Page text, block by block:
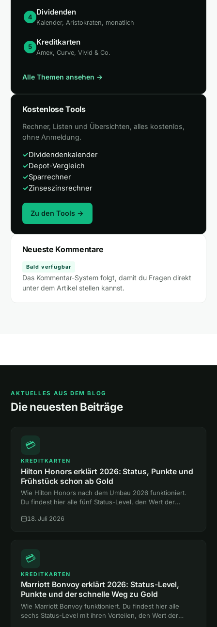
4
Dividenden
Kalender, Aristokraten, monatlich
5
Kreditkarten
Amex, Curve, Vivid & Co.
Alle Themen ansehen →
Kostenlose Tools
Rechner, Listen und Übersichten, alles kostenlos,
ohne Anmeldung.
✓Dividendenkalender
✓Depot-Vergleich
✓Sparrechner
✓Zinseszinsrechner
Zu den Tools →
Neueste Kommentare
Bald verfügbar
Das Kommentar-System folgt, damit du Fragen direkt
unter dem Artikel stellen kannst.
AKTUELLES AUS DEM BLOG
Die neuesten Beiträge
💳
KREDITKARTEN
Hilton Honors erklärt 2026: Status, Punkte und
Frühstück schon ab Gold
Wie Hilton Honors nach dem Umbau 2026 funktioniert.
Du findest hier alle fünf Status-Level, den Wert der
ganz ohne Hotelnacht.
18. Juli 2026
💳
KREDITKARTEN
Marriott Bonvoy erklärt 2026: Status-Level,
Punkte und der schnelle Weg zu Gold
Wie Marriott Bonvoy funktioniert. Du findest hier alle
sechs Status-Level mit ihren Vorteilen, den Wert der